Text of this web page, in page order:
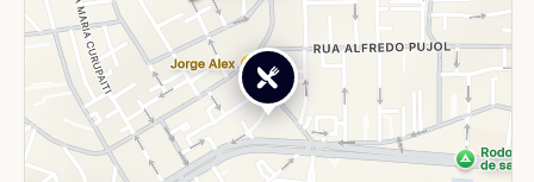
espaço, que já participou do concurso Comida di
Buteco, oferece uma variedade de opções que
agradam a diferentes paladares, desde os clássicos
bolinhos de carne e bacalhau até sanduíches e
canapés. O Bar do Milton se posiciona como um ponto